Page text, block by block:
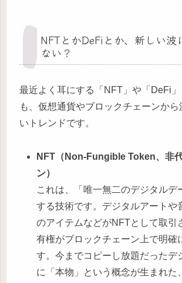
NFTとかDeFiとか、新しい波
ない？
最近よく耳にする「NFT」や「DeFi
も、仮想通貨やブロックチェーンから
いトレンドです。
NFT（Non-Fungible Token、非
ン）
これは、「唯一無二のデジタルデ
する技術です。デジタルアートや
のアイテムなどがNFTとして取引
有権がブロックチェーン上で明確
す。今までコピーし放題だったデ
に「本物」という概念が生まれた